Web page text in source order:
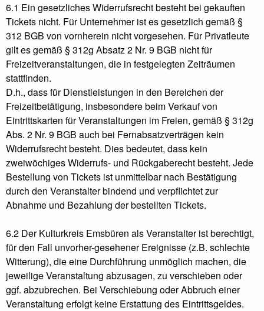
6.1 Ein gesetzliches Widerrufsrecht besteht bei gekauften
Tickets nicht. Für Unternehmer ist es gesetzlich gemäß §
312 BGB von vornherein nicht vorgesehen. Für Privatleute
gilt es gemäß § 312g Absatz 2 Nr. 9 BGB nicht für
Freizeitveranstaltungen, die in festgelegten Zeiträumen
stattfinden.
D.h., dass für Dienstleistungen in den Bereichen der
Freizeitbetätigung, insbesondere beim Verkauf von
Eintrittskarten für Veranstaltungen im Freien, gemäß § 312g
Abs. 2 Nr. 9 BGB auch bei Fernabsatzverträgen kein
Widerrufsrecht besteht. Dies bedeutet, dass kein
zweiwöchiges Widerrufs- und Rückgaberecht besteht. Jede
Bestellung von Tickets ist unmittelbar nach Bestätigung
durch den Veranstalter bindend und verpflichtet zur
Abnahme und Bezahlung der bestellten Tickets.
6.2 Der Kulturkreis Emsbüren als Veranstalter ist berechtigt,
für den Fall unvorher-gesehener Ereignisse (z.B. schlechte
Witterung), die eine Durchführung unmöglich machen, die
jeweilige Veranstaltung abzusagen, zu verschieben oder
ggf. abzubrechen. Bei Verschiebung oder Abbruch einer
Veranstaltung erfolgt keine Erstattung des Eintrittsgeldes.